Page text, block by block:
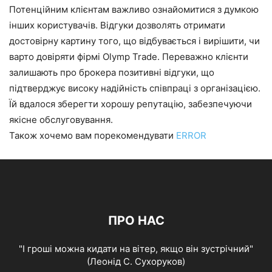
Потенційним клієнтам важливо ознайомитися з думкою
інших користувачів. Відгуки дозволять отримати
достовірну картину того, що відбувається і вирішити, чи
варто довіряти фірмі Olymp Trade. Переважно клієнти
залишають про брокера позитивні відгуки, що
підтверджує високу надійність співпраці з організацією.
Їй вдалося зберегти хорошу репутацію, забезпечуючи
якісне обслуговування.
Також хочемо вам порекомендувати ERROR
ПРО НАС
"І гроші можна кидати на вітер, якщо він зустрічний"
(Леонід С. Сухоруков)